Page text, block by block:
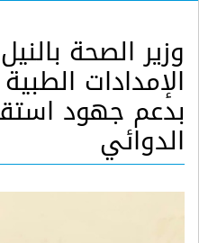
وزير الصحة
الإمدادات
بدعم جهود
الدوائي